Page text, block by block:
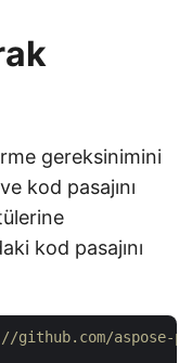
gereksinimini
kod pasajını
kod pasajını
aspose-